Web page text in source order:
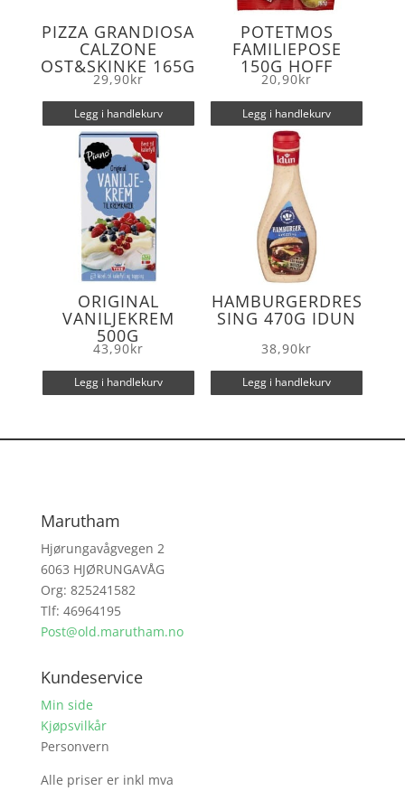
PIZZA GRANDIOSA
CALZONE
OST&SKINKE 165G
29,90kr
Legg i handlekurv
POTETMOS
FAMILIEPOSE
150G HOFF
20,90kr
Legg i handlekurv
ORIGINAL
VANILJEKREM
500G
43,90kr
Legg i handlekurv
HAMBURGERDRES
SING 470G IDUN
38,90kr
Legg i handlekurv
Marutham
Hjørungavågvegen 2
6063 HJØRUNGAVÅG
Org: 825241582
Tlf: 46964195
Post@old.marutham.no
Kundeservice
Min side
Kjøpsvilkår
Personvern
Alle priser er inkl mva